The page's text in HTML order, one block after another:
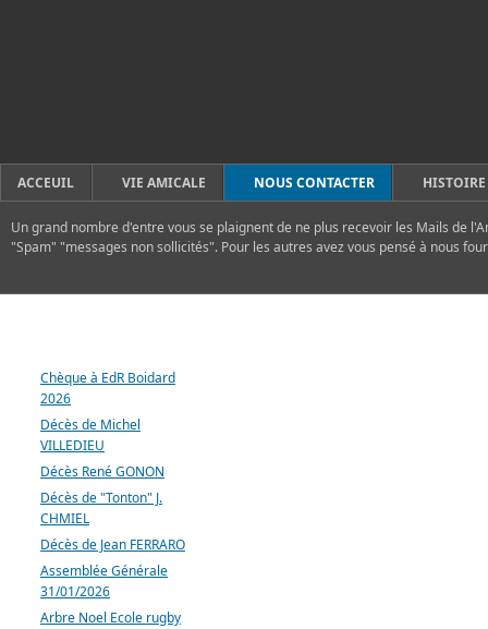
ACCEUIL VIE AMICALE NOUS CONTACTER
Un grand nombre d'entre vous se plaignent de ne plus recevoir les Mails de
"Spam" "messages non sollicités". Pour les autres avez vous pensé à nous
Chèque à EdR Boidard
2026
Décès de Michel
VILLEDIEU
Décès René GONON
Décès de "Tonton" J.
CHMIEL
Décès de Jean FERRARO
Assemblée Générale
31/01/2026
Arbre Noel Ecole rugby